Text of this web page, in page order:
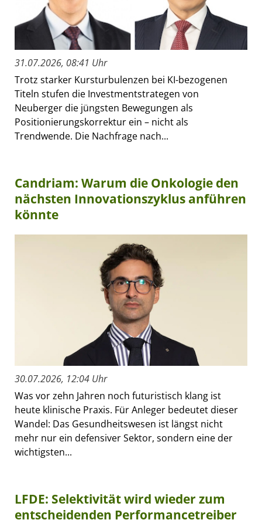
31.07.2026, 08:41 Uhr
Trotz starker Kursturbulenzen bei KI-bezogenen
Titeln stufen die Investmentstrategen von
Neuberger die jüngsten Bewegungen als
Positionierungskorrektur ein – nicht als
Trendwende. Die Nachfrage nach...
Candriam: Warum die Onkologie den
nächsten Innovationszyklus anführen
könnte
30.07.2026, 12:04 Uhr
Was vor zehn Jahren noch futuristisch klang ist
heute klinische Praxis. Für Anleger bedeutet dieser
Wandel: Das Gesundheitswesen ist längst nicht
mehr nur ein defensiver Sektor, sondern eine der
wichtigsten...
LFDE: Selektivität wird wieder zum
entscheidenden Performancetreiber